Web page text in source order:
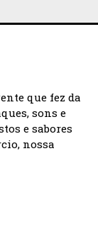
que fez da
sons e
e sabores
nossa